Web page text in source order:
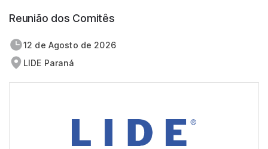
Reunião dos Comitês
12 de agosto de 2026
LIDE Paraná